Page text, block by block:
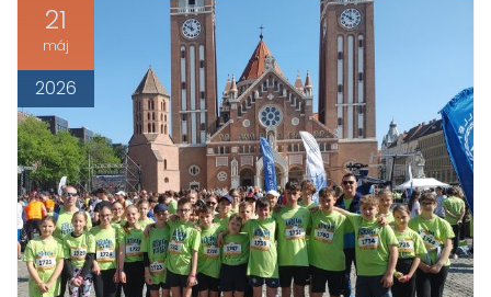
21
máj
2026